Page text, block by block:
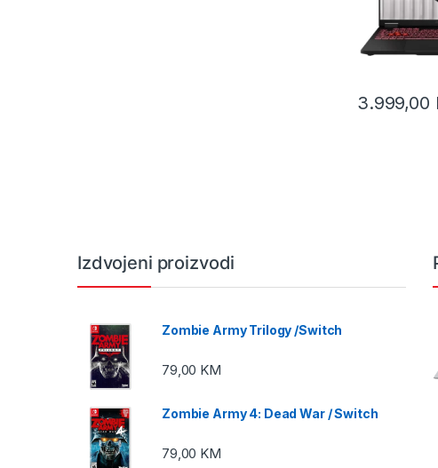
3.999,00
Izdvojeni proizvodi
Zombie Army Trilogy /Switch
79,00 KM
Zombie Army 4: Dead War / Switch
79,00 KM